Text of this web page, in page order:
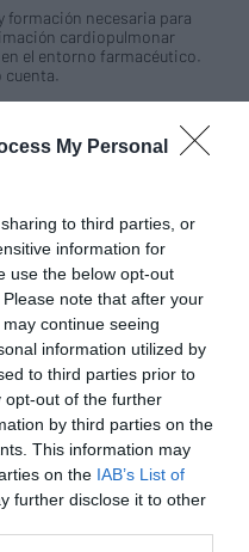
My Personal
to third parties, or
information for
use the below opt-out
note that after your
continue seeing
information utilized by
to third parties prior to
opt-out of the further
by third parties on the
This information may
on the IAB’s List of
further disclose it to other
formación necesaria para
cardiopulmonar
el entorno farmacéutico.
cuenta.
llega a la farmacia
en vigor del Real Decreto
paso del cupón precinto al
va más allá de un cambio
y mejor indicación
más servicios asistenciales,
del paciente
evidencia su
en la técnica
más de 5.000
09/06/2026
Farmaval, el proyecto fue
de Éxito de Infarma Madrid